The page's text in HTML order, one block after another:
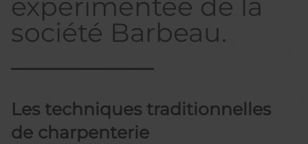
expérimentée de la
société Barbeau.
Les techniques traditionnelles
de charpenterie